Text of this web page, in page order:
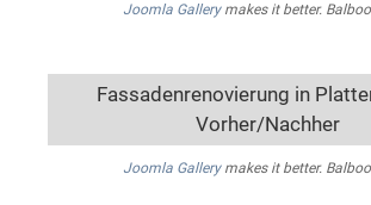
Joomla Gallerymakes it better.
Fassadenrenovierung in
Vorher/Nachher
Joomla Gallerymakes it better.